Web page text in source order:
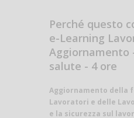
Perché questo
e-Learning
Aggiornamento
salute - 4 ore
Aggiornamento della
Lavoratori e delle
e la sicurezza sul